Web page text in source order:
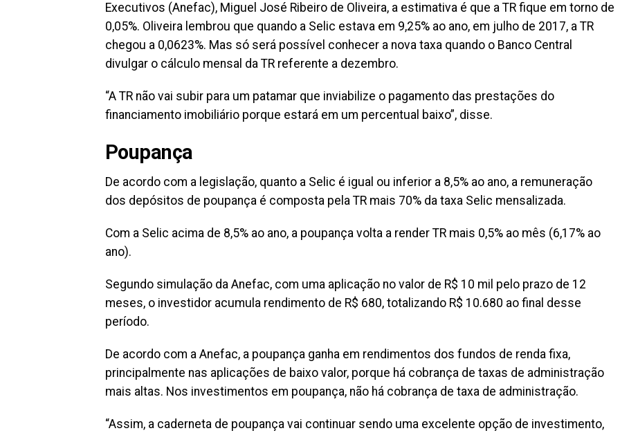
Executivos (Anefac), Miguel José Ribeiro de Oliveira, a estimativa é que a TR fique em torno de
0,05%. Oliveira lembrou que quando a Selic estava em 9,25% ao ano, em julho de 2017, a TR
chegou a 0,0623%. Mas só será possível conhecer a nova taxa quando o Banco Central
divulgar o cálculo mensal da TR referente a dezembro.
“A TR não vai subir para um patamar que inviabilize o pagamento das prestações do
financiamento imobiliário porque estará em um percentual baixo”, disse.
Poupança
De acordo com a legislação, quanto a Selic é igual ou inferior a 8,5% ao ano, a remuneração
dos depósitos de poupança é composta pela TR mais 70% da taxa Selic mensalizada.
Com a Selic acima de 8,5% ao ano, a poupança volta a render TR mais 0,5% ao mês (6,17% ao
ano).
Segundo simulação da Anefac, com uma aplicação no valor de R$ 10 mil pelo prazo de 12
meses, o investidor acumula rendimento de R$ 680, totalizando R$ 10.680 ao final desse
período.
De acordo com a Anefac, a poupança ganha em rendimentos dos fundos de renda fixa,
principalmente nas aplicações de baixo valor, porque há cobrança de taxas de administração
mais altas. Nos investimentos em poupança, não há cobrança de taxa de administração.
“Assim, a caderneta de poupança vai continuar sendo uma excelente opção de investimento,